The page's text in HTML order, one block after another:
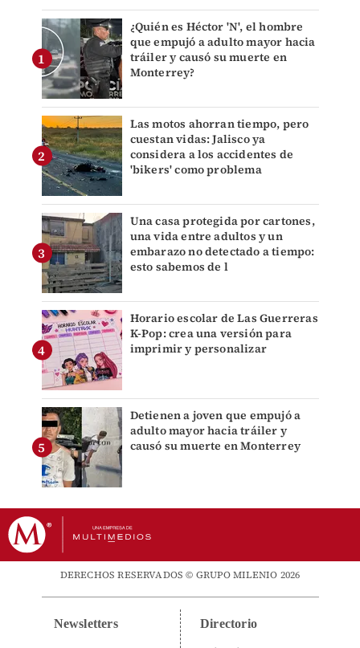
¿Quién es Héctor 'N', el hombre
que empujó a adulto mayor hacia
tráiler y causó su muerte en
Monterrey?
Las motos ahorran tiempo, pero
cuestan vidas: Jalisco ya
considera a los accidentes de
'bikers' como problema
Una casa protegida por cartones,
una vida entre adultos y un
embarazo no detectado a tiempo:
esto sabemos de l
Horario escolar de Las Guerreras
K-Pop: crea una versión para
imprimir y personalizar
Detienen a joven que empujó a
adulto mayor hacia tráiler y
causó su muerte en Monterrey
DERECHOS RESERVADOS © GRUPO MILENIO 2026
Newsletters Directorio